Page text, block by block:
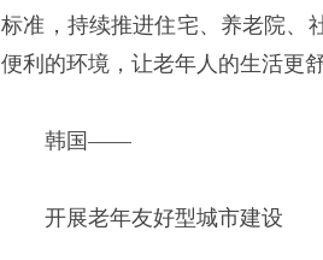
标准，持续推进住宅、养老院、
便利的环境，让老年人的生活更
韩国——
开展老年友好型城市建设